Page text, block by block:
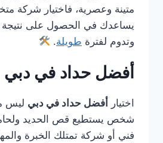
متينة وعصرية، فاختيار شركة
يساعدك في الحصول على نتيجة
وتدوم لفترة طويلة.
أفضل حداد في دبي
اختيار أفضل حداد في دبي ليس
شخص يستطيع قص الحديد
فني أو شركة تمتلك الخبرة